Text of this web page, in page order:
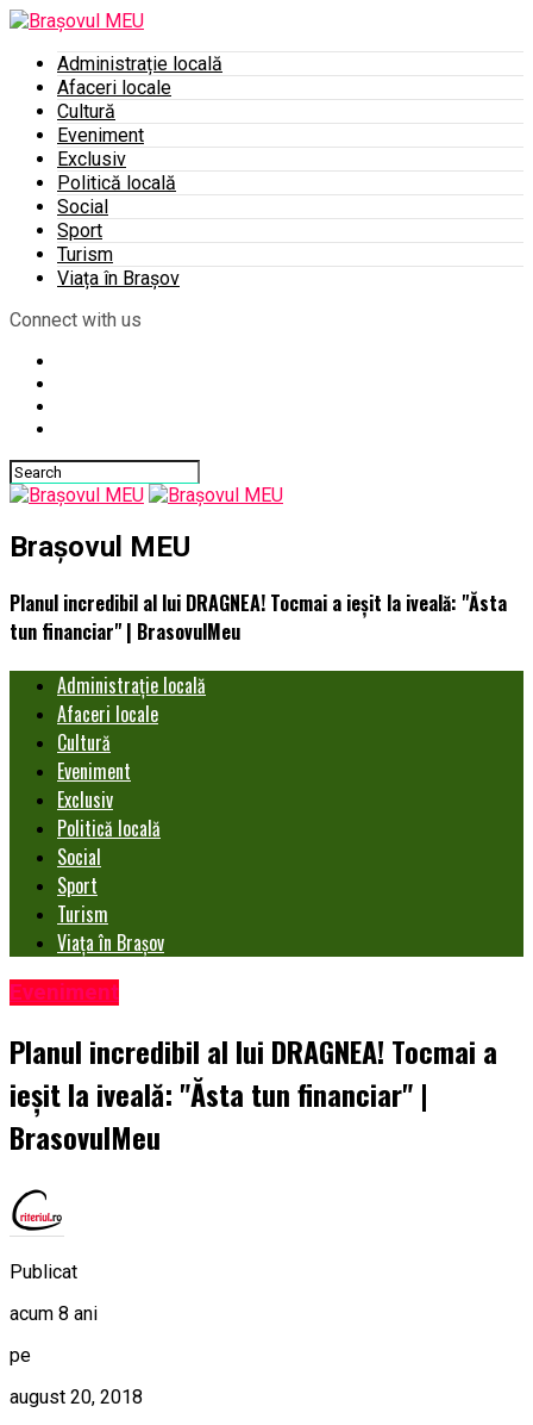
Administrație locală
Afaceri locale
Cultură
Eveniment
Exclusiv
Politică locală
Social
Sport
Turism
Viața în Brașov
Connect with us
Brașovul MEU
Planul incredibil al lui DRAGNEA! Tocmai a ieşit la iveală: "Ăsta
tun financiar" | BrasovulMeu
Administrație locală
Afaceri locale
Cultură
Eveniment
Exclusiv
Politică locală
Social
Sport
Turism
Viața în Brașov
Eveniment
Planul incredibil al lui DRAGNEA! Tocmai a
ieşit la iveală: "Ăsta tun financiar" |
BrasovulMeu
Publicat
acum 8 ani
pe
august 20, 2018